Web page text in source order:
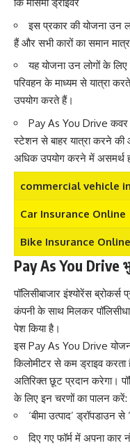
इस प्रकार की योजना उन
हैं और सभी कारों का समान
यह योजना उन लोगों के लिए
परिवहन के माध्यम से यात्रा
उपयोग करते हैं।
Pay As You Drive कवर
स्टेशन से बाहर यात्रा करने की
अधिक उपयोग करने में असमर्थ
commercial vehicle
Car Insurance Online
Bike Insurance Online
Pay As You Drive
पॉलिसीबाजार इंश्योरेंस
कंपनी के साथ मिलकर
पेश किया है।
इस Pay As You Drive
किलोमीटर से कम ड्राइव
अतिरिक्त छूट प्रदान करेगा।
के लिए इन चरणों का पालन करें:
‘बीमा उत्पाद’ ड्रॉपडाउन से
दिए गए फॉर्म में अपना